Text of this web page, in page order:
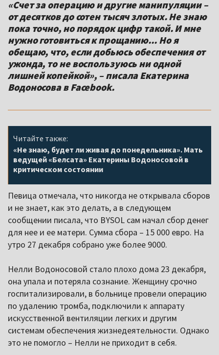
«Счет за операцию и другие манипуляции –
от десятков до сотен тысяч злотых. Не знаю
пока точно, но порядок цифр такой. И мне
нужно готовиться к прощанию... Но я
обещаю, что, если добьюсь обеспечения от
ужонда, то не воспользуюсь ни одной
лишней копейкой», – писала Екатерина
Водоносова в Facebook.
Читайте также:
«Не знаю, будет ли живая до понедельника». Мать
ведущей «Белсата» Екатерины Водоносовой в
критическом состоянии
Певица отмечала, что никогда не открывала сборов
и не знает, как это делать, а в следующем
сообщении писала, что BYSOL сам начал сбор денег
для нее и ее матери. Сумма сбора – 15 000 евро. На
утро 27 декабря собрано уже более 9000.
Нелли Водоносовой стало плохо дома 23 декабря,
она упала и потеряла сознание. Женщину срочно
госпитализировали, в больнице провели операцию
по удалению тромба, подключили к аппарату
искусственной вентиляции легких и другим
системам обеспечения жизнедеятельности. Однако
это не помогло – Нелли не приходит в себя.